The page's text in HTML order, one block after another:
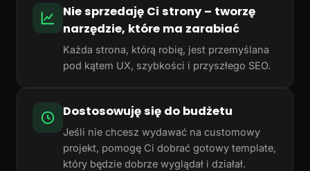
Nie sprzedaję Ci strony – tworzę
narzędzie, które ma zarabiać
Każda strona, którą robię, jest przemyślana
pod kątem UX, szybkości i przyszłego SEO.
Dostosowuję się do budżetu
Jeśli nie chcesz wydawać na customowy
projekt, pomogę Ci dobrać gotowy template,
który będzie dobrze wyglądał i działał.